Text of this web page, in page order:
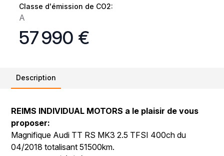
Classe d'émission de CO2:
A
57 990 €
Description
REIMS INDIVIDUAL MOTORS a le plaisir de vous
proposer:
Magnifique Audi TT RS MK3 2.5 TFSI 400ch du
04/2018 totalisant 51500km.